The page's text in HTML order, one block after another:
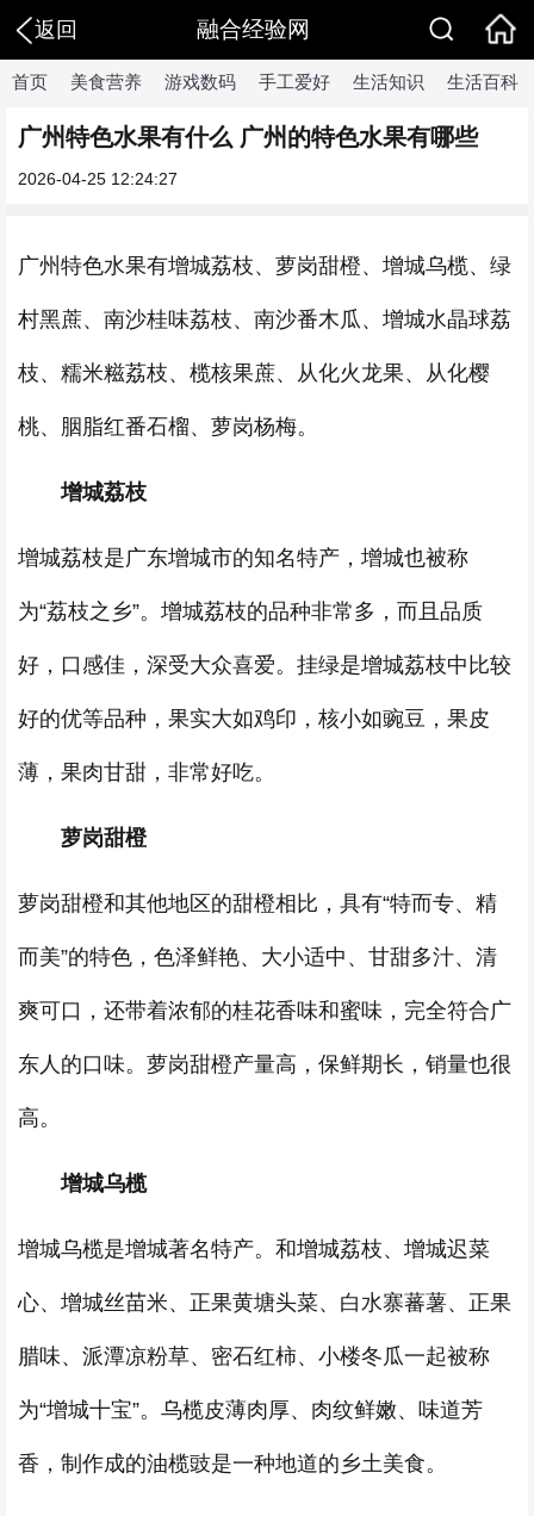
返回 融合经验网
首页 美食营养 游戏数码 手工爱好 生活知识 生活百科
广州特色水果有什么 广州的特色水果有哪些
2026-04-25 12:24:27
广州特色水果有增城荔枝、萝岗甜橙、增城乌榄、绿
村黑蔗、南沙桂味荔枝、南沙番木瓜、增城水晶球荔
枝、糯米糍荔枝、榄核果蔗、从化火龙果、从化樱
桃、胭脂红番石榴、萝岗杨梅。
增城荔枝
增城荔枝是广东增城市的知名特产，增城也被称
为“荔枝之乡”。增城荔枝的品种非常多，而且品质
好，口感佳，深受大众喜爱。挂绿是增城荔枝中比较
好的优等品种，果实大如鸡印，核小如豌豆，果皮
薄，果肉甘甜，非常好吃。
萝岗甜橙
萝岗甜橙和其他地区的甜橙相比，具有“特而专、精
而美”的特色，色泽鲜艳、大小适中、甘甜多汁、清
爽可口，还带着浓郁的桂花香味和蜜味，完全符合广
东人的口味。萝岗甜橙产量高，保鲜期长，销量也很
高。
增城乌榄
增城乌榄是增城著名特产。和增城荔枝、增城迟菜
心、增城丝苗米、正果黄塘头菜、白水寨蕃薯、正果
腊味、派潭凉粉草、密石红柿、小楼冬瓜一起被称
为“增城十宝”。乌榄皮薄肉厚、肉纹鲜嫩、味道芳
香，制作成的油榄豉是一种地道的乡土美食。